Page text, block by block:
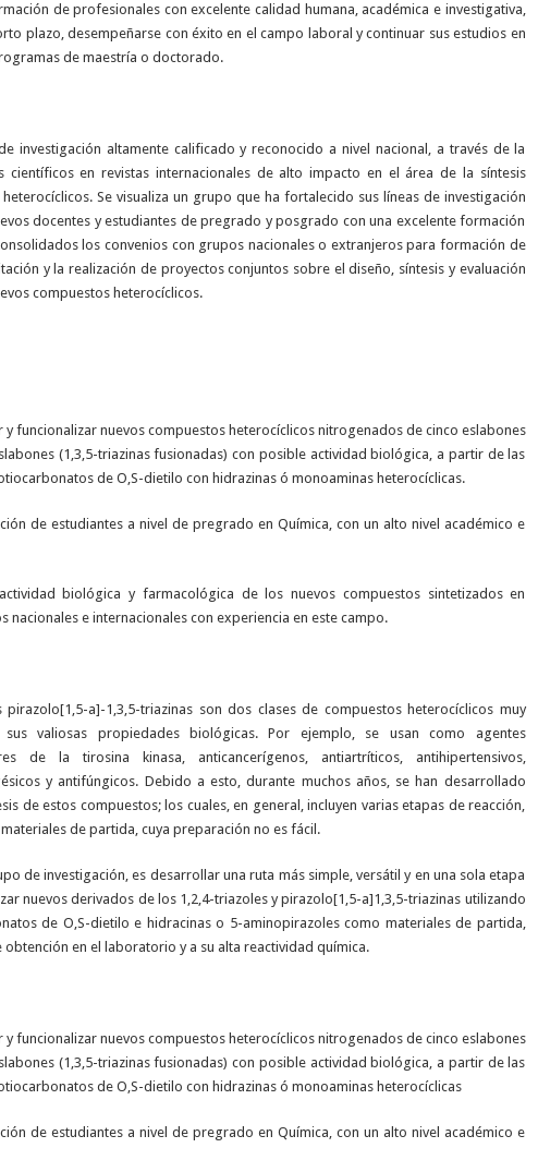
de profesionales con excelente calidad humana, académica e investigativa,
plazo, desempeñarse con éxito en el campo laboral y continuar sus estudios en
de maestría o doctorado.
investigación altamente calificado y reconocido a nivel nacional, a través de la
científicos en revistas internacionales de alto impacto en el área de la síntesis
Se visualiza un grupo que ha fortalecido sus líneas de investigación
docentes y estudiantes de pregrado y posgrado con una excelente formación
los convenios con grupos nacionales o extranjeros para formación de
y la realización de proyectos conjuntos sobre el diseño, síntesis y evaluación
compuestos heterocíclicos.
y funcionalizar nuevos compuestos heterocíclicos nitrogenados de cinco eslabones
(1,3,5-triazinas fusionadas) con posible actividad biológica, a partir de las
de O,S-dietilo con hidrazinas ó monoaminas heterocíclicas.
de estudiantes a nivel de pregrado en Química, con un alto nivel académico e
biológica y farmacológica de los nuevos compuestos sintetizados en
nacionales e internacionales con experiencia en este campo.
pirazolo[1,5-a]-1,3,5-triazinas son dos clases de compuestos heterocíclicos muy
valiosas propiedades biológicas. Por ejemplo, se usan como agentes
de la tirosina kinasa, anticancerígenos, antiartríticos, antihipertensivos,
y antifúngicos. Debido a esto, durante muchos años, se han desarrollado
de estos compuestos; los cuales, en general, incluyen varias etapas de reacción,
de partida, cuya preparación no es fácil.
de investigación, es desarrollar una ruta más simple, versátil y en una sola etapa
nuevos derivados de los 1,2,4-triazoles y pirazolo[1,5-a]1,3,5-triazinas utilizando
de O,S-dietilo e hidracinas o 5-aminopirazoles como materiales de partida,
obtención en el laboratorio y a su alta reactividad química.
y funcionalizar nuevos compuestos heterocíclicos nitrogenados de cinco eslabones
(1,3,5-triazinas fusionadas) con posible actividad biológica, a partir de las
de O,S-dietilo con hidrazinas ó monoaminas heterocíclicas
de estudiantes a nivel de pregrado en Química, con un alto nivel académico e